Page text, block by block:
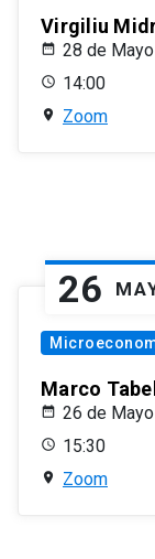
Virgiliu
28 de
14:00
Zoom
26
Marco
26 de
15:30
Zoom